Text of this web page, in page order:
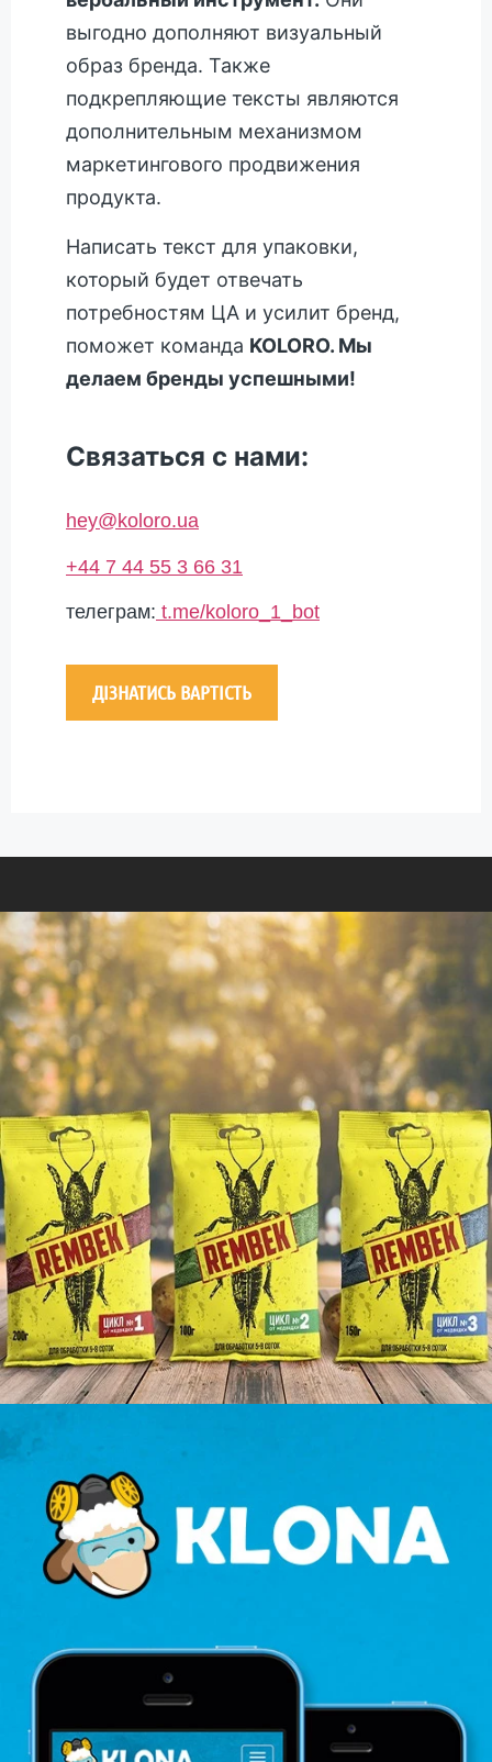
выгодно дополняют визуальный
образ бренда. Также
подкрепляющие тексты являются
дополнительным механизмом
маркетингового продвижения
продукта.
Написать текст для упаковки,
который будет отвечать
потребностям ЦА и усилит бренд,
поможет команда KOLORO. Мы
делаем бренды успешными!
Связаться с нами:
hey@koloro.ua
+44 7 44 55 3 66 31
телеграм: t.me/koloro_1_bot
ДІЗНАТИСЬ ВАРТІСТЬ